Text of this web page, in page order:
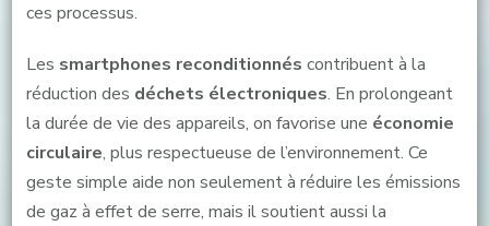
ces processus.
Les smartphones reconditionnés contribuent à la
réduction des déchets électroniques. En prolongeant
la durée de vie des appareils, on favorise une économie
circulaire, plus respectueuse de l’environnement. Ce
geste simple aide non seulement à réduire les émissions
de gaz à effet de serre, mais il soutient aussi la